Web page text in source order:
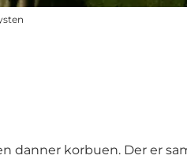
danner korbuen. Der er